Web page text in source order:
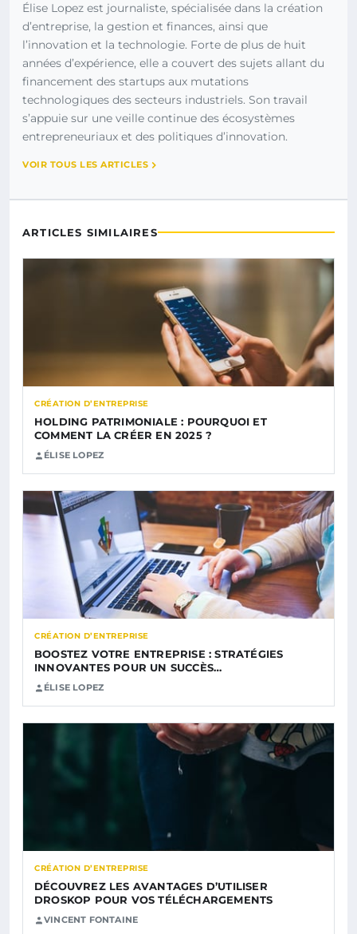
Élise Lopez est journaliste, spécialisée dans la création
d’entreprise, la gestion et finances, ainsi que
l’innovation et la technologie. Forte de plus de huit
années d’expérience, elle a couvert des sujets allant du
financement des startups aux mutations
technologiques des secteurs industriels. Son travail
s’appuie sur une veille continue des écosystèmes
entrepreneuriaux et des politiques d’innovation.
VOIR TOUS LES ARTICLES
ARTICLES SIMILAIRES
CRÉATION D’ENTREPRISE
HOLDING PATRIMONIALE : POURQUOI ET
COMMENT LA CRÉER EN 2025 ?
ÉLISE LOPEZ
CRÉATION D’ENTREPRISE
BOOSTEZ VOTRE ENTREPRISE : STRATÉGIES
INNOVANTES POUR UN SUCCÈS…
ÉLISE LOPEZ
CRÉATION D’ENTREPRISE
DÉCOUVREZ LES AVANTAGES D’UTILISER
DROSKOP POUR VOS TÉLÉCHARGEMENTS
VINCENT FONTAINE